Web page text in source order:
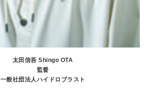
太田信吾 Shingo OTA
監督
一般社団法人ハイドロブラスト